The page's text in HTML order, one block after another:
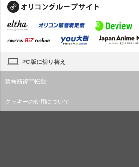
PC版に切り替え
禁無断複写転載
クッキーの使用について